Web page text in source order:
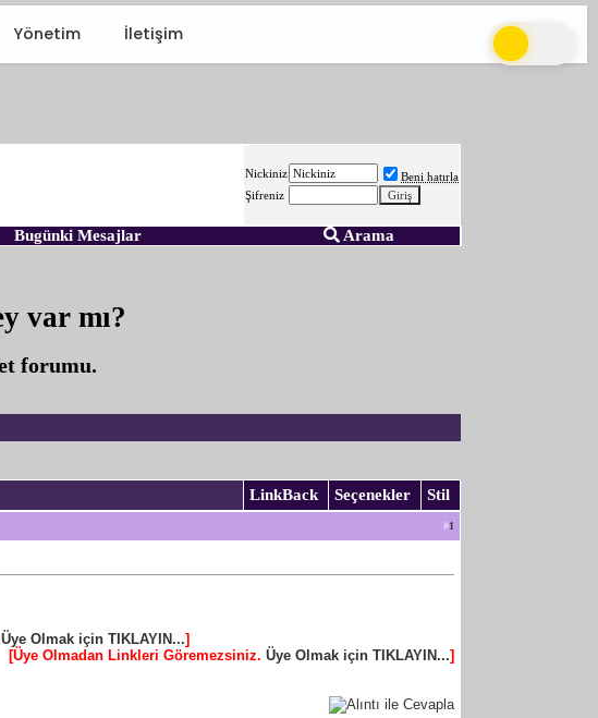
Yönetim İletişim
Nickiniz
Beni hatırla
Şifreniz
Bugünki Mesajlar Arama
var mı?
forumu.
LinkBack Seçenekler Stil
#1
Üye Olmak için TIKLAYIN...]
[Üye Olmadan Linkleri Göremezsiniz.Üye Olmak için TIKLAYIN...]